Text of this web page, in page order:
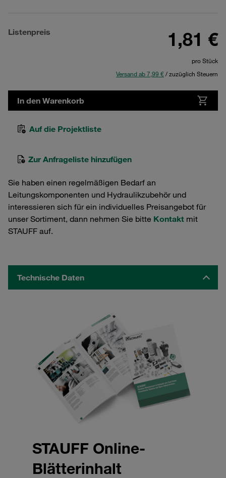
Listenpreis 1,81 €
pro Stück
Versand ab 7,99 €/ zuzüglich Steuern
In den Warenkorb
Auf die Projektliste
Zur Anfrageliste hinzufügen
Sie haben einen regelmäßigen Bedarf an
Leitungskomponenten und Hydraulikzubehör und
interessieren sich für ein individuelles Preisangebot für
unser Sortiment, dann nehmen Sie bitte Kontakt mit
STAUFF auf.
Technische Daten
STAUFF Online-
Blätterinhalt